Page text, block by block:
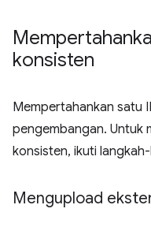
konsisten
Mempertahankan satu
pengembangan. Untuk
konsisten, ikuti
Mengupload